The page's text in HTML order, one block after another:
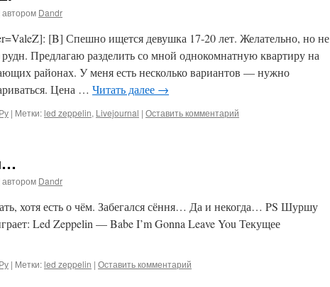
автором Dandr
[B] Спешно ищется девушка 17-20 лет. Желательно, но не
Предлагаю разделить со мной однокомнатную квартиру на
районах. У меня есть несколько вариантов — нужно
Цена … Читать далее →
| Метки:led zeppelin, Livejournal | Оставить комментарий
автором Dandr
хотя есть о чём. Забегался сёння… Да и некогда… PS Шуршу
Led Zeppelin — Babe I’m Gonna Leave You Текущее
| Метки:led zeppelin | Оставить комментарий